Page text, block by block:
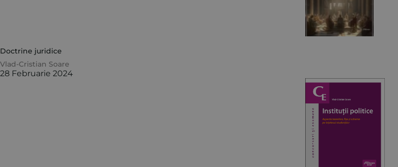
Doctrine juridice
Vlad-Cristian Soare
28 Februarie 2024